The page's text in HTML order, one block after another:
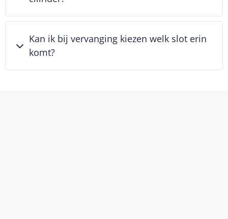
Kan ik bij vervanging kiezen welk slot erin
komt?